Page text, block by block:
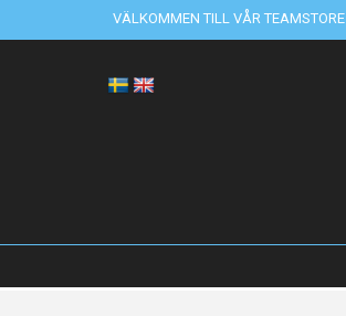
VÄLKOMMEN TILL VÅR TEAMSTORE